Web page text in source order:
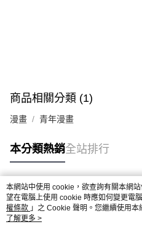
４．使用「AFTEE先享後付」時，將
５．嚴禁一人註冊多個帳號或使用他
商品相關分類 (1)
漫畫 青年漫畫
本分類熱銷全站排行
熱門標籤
本網站中使用 cookie，欲查詢有關本網
望在電腦上使用 cookie 時應如何變更電
權條款 」之 Cookie 聲明。您繼續使用
用條款之 Cookie 聲明使用 cookie。
了解更多 >